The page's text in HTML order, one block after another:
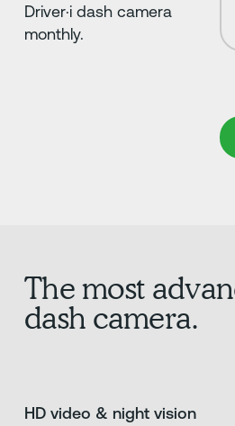
Driver·i dash camera
monthly.
The most
dash camera.
HD video & night vision